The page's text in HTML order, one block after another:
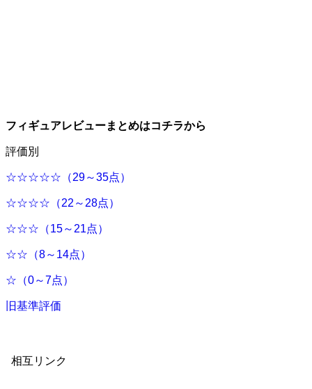
フィギュアレビューまとめはコチラから
評価別
☆☆☆☆☆（29～35点）
☆☆☆☆（22～28点）
☆☆☆（15～21点）
☆☆（8～14点）
☆（0～7点）
旧基準評価
相互リンク